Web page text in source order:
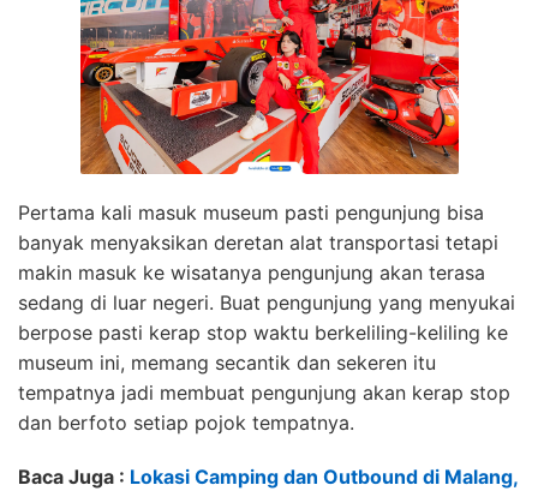
Pertama kali masuk museum pasti pengunjung bisa
banyak menyaksikan deretan alat transportasi tetapi
makin masuk ke wisatanya pengunjung akan terasa
sedang di luar negeri. Buat pengunjung yang menyukai
berpose pasti kerap stop waktu berkeliling-keliling ke
museum ini, memang secantik dan sekeren itu
tempatnya jadi membuat pengunjung akan kerap stop
dan berfoto setiap pojok tempatnya.
Baca Juga : Lokasi Camping dan Outbound di Malang,